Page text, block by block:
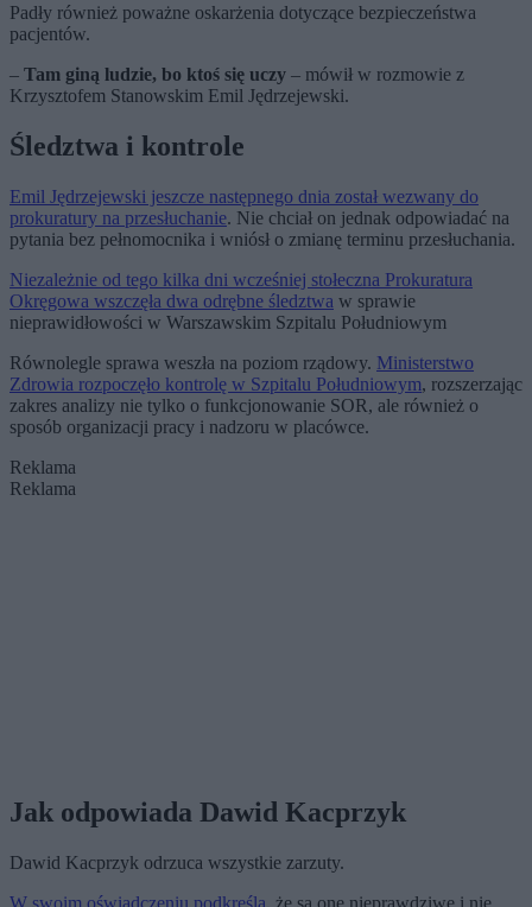
Padły również poważne oskarżenia dotyczące bezpieczeństwa
pacjentów.
– Tam giną ludzie, bo ktoś się uczy – mówił w rozmowie z
Krzysztofem Stanowskim Emil Jędrzejewski.
Śledztwa i kontrole
Emil Jędrzejewski jeszcze następnego dnia został wezwany do
prokuratury na przesłuchanie. Nie chciał on jednak odpowiadać na
pytania bez pełnomocnika i wniósł o zmianę terminu przesłuchania.
Niezależnie od tego kilka dni wcześniej stołeczna Prokuratura
Okręgowa wszczęła dwa odrębne śledztwa w sprawie
nieprawidłowości w Warszawskim Szpitalu Południowym
Równolegle sprawa weszła na poziom rządowy. Ministerstwo
Zdrowia rozpoczęło kontrolę w Szpitalu Południowym, rozszerzając
zakres analizy nie tylko o funkcjonowanie SOR, ale również o
sposób organizacji pracy i nadzoru w placówce.
Reklama
Reklama
Jak odpowiada Dawid Kacprzyk
Dawid Kacprzyk odrzuca wszystkie zarzuty.
W swoim oświadczeniu podkreśla, że są one nieprawdziwe i nie